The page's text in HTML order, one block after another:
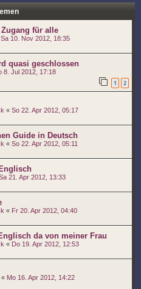
für alle
Sa 10. Nov 2012, 18:35
quasi geschlossen
8. Jul 2012, 17:18
1 2
« So 22. Apr 2012, 05:17
Guide in Deutsch
« So 22. Apr 2012, 05:11
21. Apr 2012, 13:33
« Fr 20. Apr 2012, 04:40
da von meiner Frau
« Do 19. Apr 2012, 12:53
« Mo 16. Apr 2012, 14:22